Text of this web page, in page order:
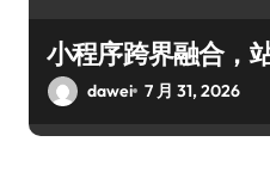
小程序跨界融合，
dawei 7 月 31, 2026